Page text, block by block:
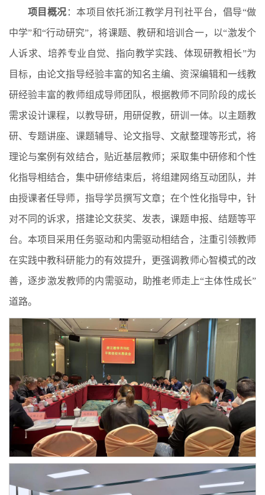
项目概况 ：本项目依托浙江教学月刊社平台，倡导“做
中学”和“行动研究”，将课题、教研和培训合一，以“激发个
人诉求、培养专业自觉、指向教学实践、体现研教相长”为
目标，由论文指导经验丰富的知名主编、资深编辑和一线教
研经验丰富的教师组成导师团队，根据教师不同阶段的成长
需求设计课程，以教导研，用研促教，研训一体。以主题教
研、专题讲座、课题辅导、论文指导、文献整理等形式，将
理论与案例有效结合，贴近基层教师；采取集中研修和个性
化指导相结合，集中研修结束后，将组建网络互动团队，并
由授课者任导师，指导学员撰写文章；在个性化指导中，针
对不同的诉求，搭建论文获奖、发表，课题申报、结题等平
台。本项目采用任务驱动和内需驱动相结合，注重引领教师
在实践中教科研能力的有效提升，更强调教师心智模式的改
善，逐步激发教师的内需驱动，助推老师走上“主体性成长”
道路。